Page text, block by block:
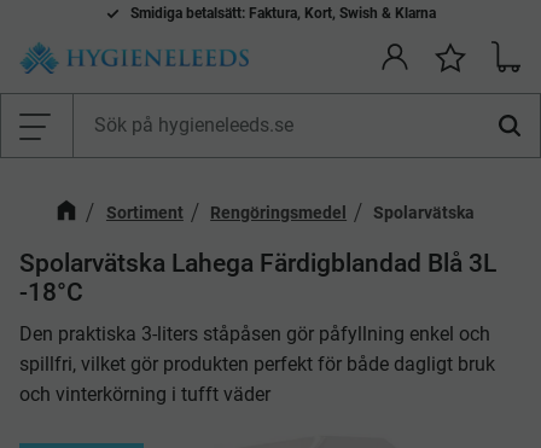
Meny
Smidiga betalsätt: Faktura, Kort, Swish & Klarna
Sortiment Rengöringsmedel Spolarvätska
​Spolarvätska Lahega Färdigblandad Blå 3L
-18°C
Den praktiska 3-liters ståpåsen gör påfyllning enkel och
spillfri, vilket gör produkten perfekt för både dagligt bruk
och vinterkörning i tufft väder